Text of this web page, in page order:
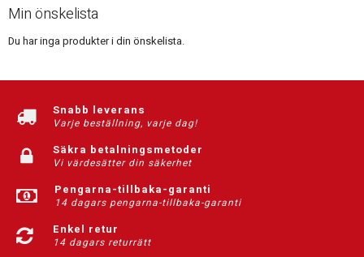
Min önskelista
Du har inga produkter i din önskelista.
Snabb leverans
Varje beställning, varje dag!
Säkra betalningsmetoder
Vi värdesätter din säkerhet
Pengarna-tillbaka-garanti
14 dagars pengarna-tillbaka-garanti
Enkel retur
14 dagars returrätt